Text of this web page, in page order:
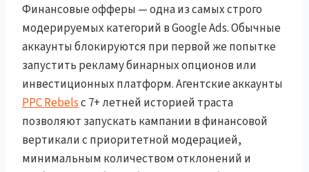
Финансовые офферы — одна из самых строго
модерируемых категорий в Google Ads. Обычные
аккаунты блокируются при первой же попытке
запустить рекламу бинарных опционов или
инвестиционных платформ. Агентские аккаунты
PPC Rebelsс 7+ летней историей траста
позволяют запускать кампании в финансовой
вертикали с приоритетной модерацией,
минимальным количеством отклонений и